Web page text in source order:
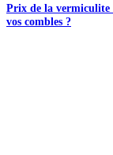
Prix de la vermiculite
vos combles ?